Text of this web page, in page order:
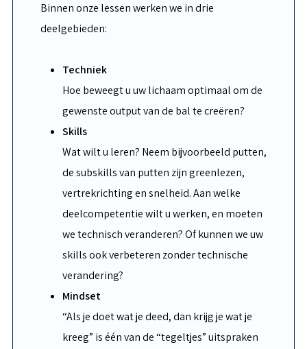
Binnen onze lessen werken we in drie
deelgebieden:
Techniek
Hoe beweegt u uw lichaam optimaal om de
gewenste output van de bal te creëren?
Skills
Wat wilt u leren? Neem bijvoorbeeld putten,
de subskills van putten zijn greenlezen,
vertrekrichting en snelheid. Aan welke
deelcompetentie wilt u werken, en moeten
we technisch veranderen? Of kunnen we uw
skills ook verbeteren zonder technische
verandering?
Mindset
“Als je doet wat je deed, dan krijg je wat je
kreeg” is één van de “tegeltjes” uitspraken